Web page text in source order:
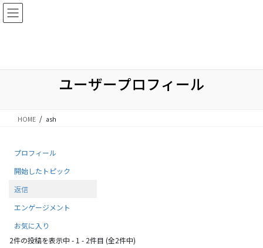
コ
ン
に
ナ
ビ
ョ
ユーザープロフィール
HOME ash
プロフィール
開始したトピック
返信
エンゲージメント
お気に入り
2件の投稿を表示中 - 1 - 2件目 (全2件中)